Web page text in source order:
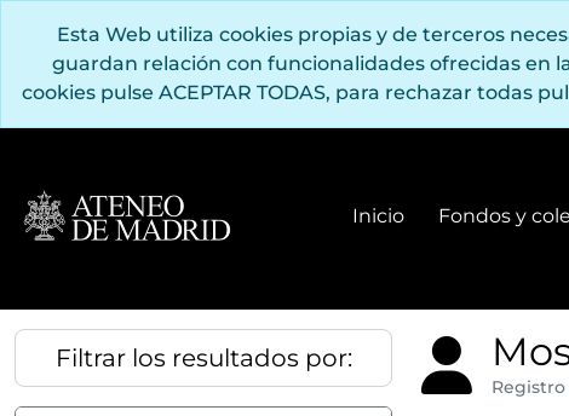
Esta Web utiliza cookies propias y de terceros
guardan relación con funcionalidades ofrecidas en
cookies pulse ACEPTAR TODAS, para rechazar todas
Inicio Fondos y
Filtrar los resultados por: